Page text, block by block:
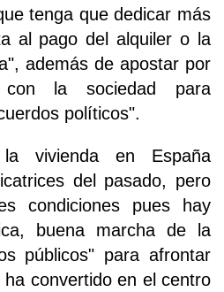
tenga que dedicar más
al pago del alquiler o la
además de apostar por
con la sociedad para
políticos".
vivienda en España
del pasado, pero
condiciones pues hay
buena marcha de la
públicos" para afrontar
convertido en el centro